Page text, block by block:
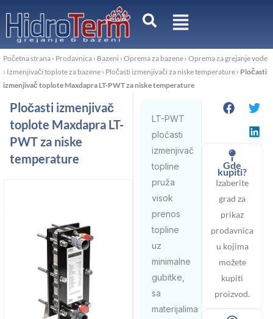
sadržaj
Početna strana › Prodavnica › Bazeni › Oprema za bazene › Oprema za grejanje vode
› Izmenjivači toplote za bazene › Pločasti izmenjivači za niske temperature › Pločasti
izmenjivač toplote Maxdapra LT-PWT za niske temperature
Pločasti izmenjivač
toplote Maxdapra LT-
PWT za niske
temperature
LT-PWT
pločasti
izmenjivač
topline
pruža
visok
prenos
topline
uz
minimalne
gubitke,
sa
materijalima
Gde
kupiti?
Izaberite
grad za
prikaz
prodavnica
u kojima
možete
kupiti
proizvod.